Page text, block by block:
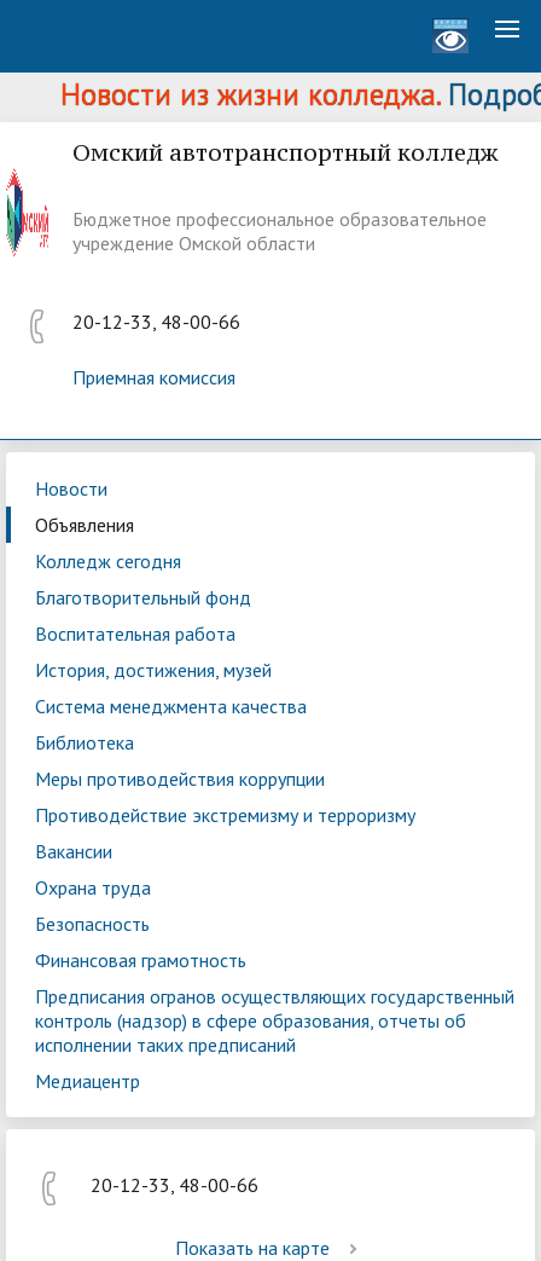
Новости из жизни колледжа.
Омский автотранспортный колледж
Бюджетное профессиональное образовательное
учреждение Омской области
20-12-33, 48-00-66
Приемная комиссия
Новости
Объявления
Колледж сегодня
Благотворительный фонд
Воспитательная работа
История, достижения, музей
Система менеджмента качества
Библиотека
Меры противодействия коррупции
Противодействие экстремизму и терроризму
Вакансии
Охрана труда
Безопасность
Финансовая грамотность
Предписания огранов осуществляющих государственный
контроль (надзор) в сфере образования, отчеты об
исполнении таких предписаний
Медиацентр
20-12-33, 48-00-66
Показать на карте